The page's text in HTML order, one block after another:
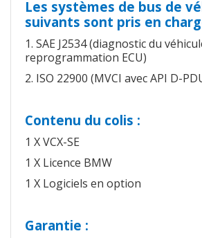
Les systèmes de bus de
suivants sont pris en
1. SAE J2534 (diagnostic du
reprogrammation ECU)
2. ISO 22900 (MVCI avec API D-
Contenu du colis :
1 X VCX-SE
1 X Licence BMW
1 X Logiciels en option
Garantie :